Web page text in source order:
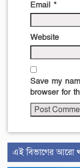
Email *
Website
Save my
browser for
এই বিভাগের আরো